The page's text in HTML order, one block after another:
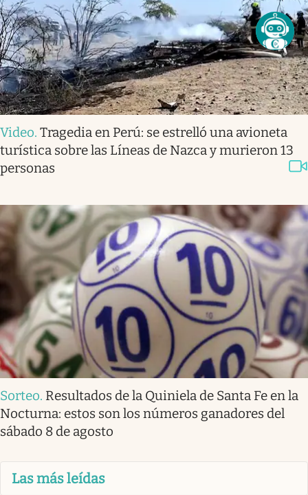
Video. Tragedia en Perú: se estrelló una avioneta
turística sobre las Líneas de Nazca y murieron 13
personas
Sorteo. Resultados de la Quiniela de Santa Fe en la
Nocturna: estos son los números ganadores del
sábado 8 de agosto
Las más leídas